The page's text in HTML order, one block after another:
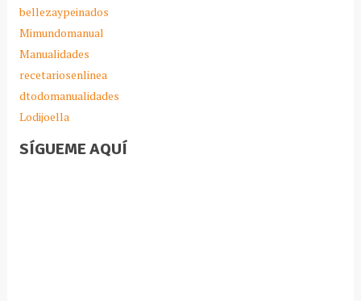
bellezaypeinados
Mimundomanual
Manualidades
recetariosenlinea
dtodomanualidades
Lodijoella
SÍGUEME AQUÍ